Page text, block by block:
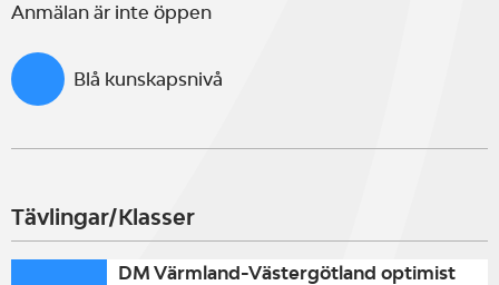
Anmälan är inte öppen
Blå kunskapsnivå
Tävlingar/Klasser
DM Värmland-Västergötland optimist